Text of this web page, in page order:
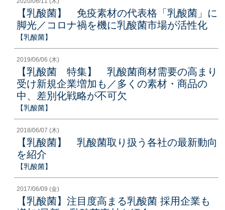
【乳酸菌】 免疫素材の代表格「乳酸菌」に
脚光／コロナ禍を機に乳酸菌市場が活性化
【乳酸菌】
2019/06/06 (木)
【乳酸菌 特集】 乳酸菌商材需要の高まり
受け新規企業増加も／多くの素材・商品の
中、差別化戦略が不可欠
【乳酸菌】
2018/06/07 (木)
【乳酸菌】 乳酸菌取り扱う各社の最新動向
を紹介
【乳酸菌】
2017/06/09 (金)
【乳酸菌】注目度高まる乳酸菌 採用企業も